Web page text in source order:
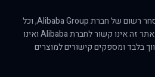
הסימן AliExpress הוא סימן מסחר רשום של חברת Alibaba Group, וכל
הזכויות הנוגעות לו שמורות לה. אתר זה אינו קשור לחברת Alibaba ואינו
בלבד ומספקים קישורים למוצרים